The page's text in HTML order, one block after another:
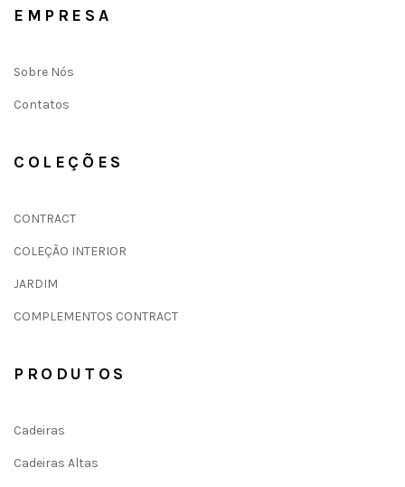
EMPRESA
Sobre Nós
Contatos
COLEÇÕES
CONTRACT
COLEÇÃO INTERIOR
JARDIM
COMPLEMENTOS CONTRACT
PRODUTOS
Cadeiras
Cadeiras Altas